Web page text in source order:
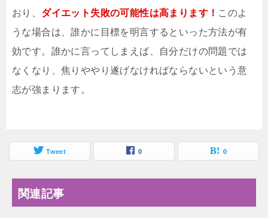
おり、 ダイエット失敗の可能性は高まります！ このよ
うな場合は、誰かに目標を明言するといった方法が有
効です。誰かに言ってしまえば、自分だけの問題では
なくなり、焦りややり遂げなければならないという意
志が強まります。
Tweet 0 0
関連記事